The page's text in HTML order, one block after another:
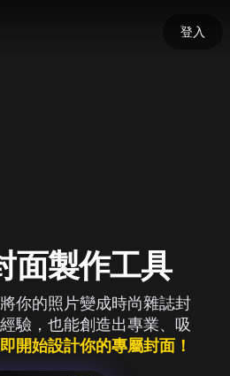
登入
面製作工具
你的照片變成時尚雜誌封
驗，也能創造出專業、吸
開始設計你的專屬封面！